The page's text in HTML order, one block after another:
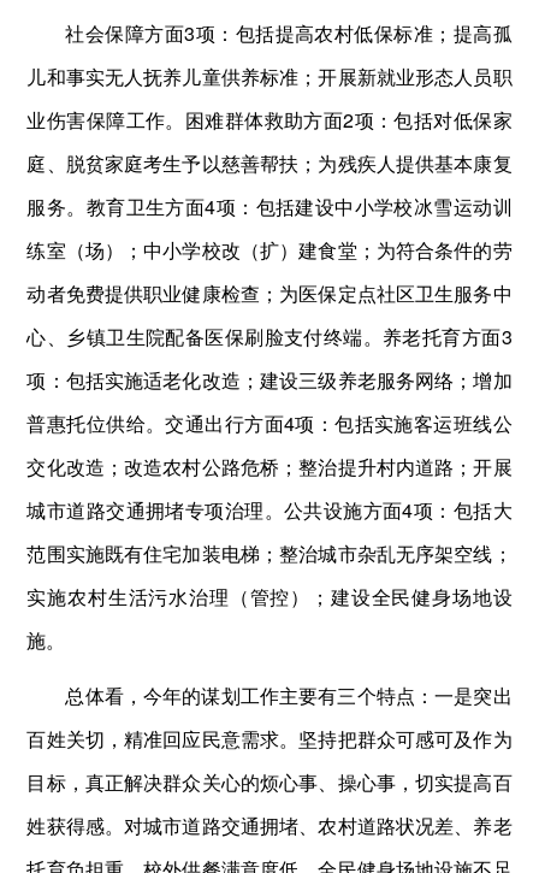
社会保障方面3项：包括提高农村低保标准；提高孤
儿和事实无人抚养儿童供养标准；开展新就业形态人员职
业伤害保障工作。困难群体救助方面2项：包括对低保家
庭、脱贫家庭考生予以慈善帮扶；为残疾人提供基本康复
服务。教育卫生方面4项：包括建设中小学校冰雪运动训
练室（场）；中小学校改（扩）建食堂；为符合条件的劳
动者免费提供职业健康检查；为医保定点社区卫生服务中
心、乡镇卫生院配备医保刷脸支付终端。养老托育方面3
项：包括实施适老化改造；建设三级养老服务网络；增加
普惠托位供给。交通出行方面4项：包括实施客运班线公
交化改造；改造农村公路危桥；整治提升村内道路；开展
城市道路交通拥堵专项治理。公共设施方面4项：包括大
范围实施既有住宅加装电梯；整治城市杂乱无序架空线；
实施农村生活污水治理（管控）；建设全民健身场地设
施。
总体看，今年的谋划工作主要有三个特点：一是突出
百姓关切，精准回应民意需求。坚持把群众可感可及作为
目标，真正解决群众关心的烦心事、操心事，切实提高百
姓获得感。对城市道路交通拥堵、农村道路状况差、养老